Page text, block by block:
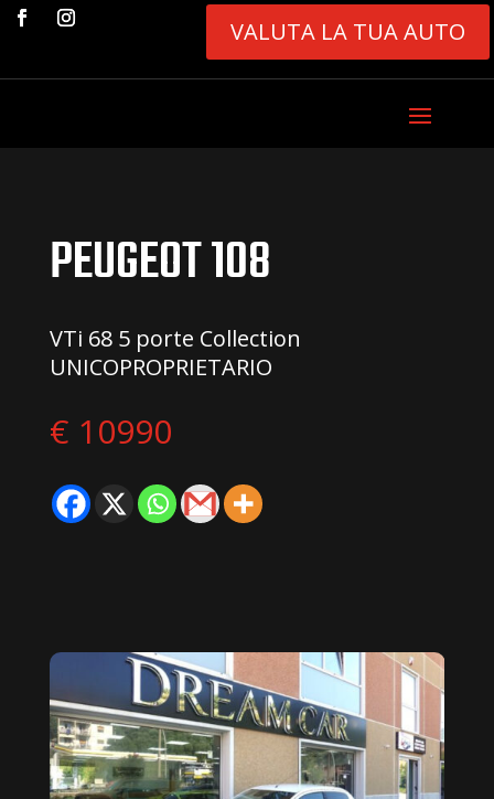
VALUTA LA TUA AUTO
PEUGEOT 108
VTi 68 5 porte Collection
UNICOPROPRIETARIO
€ 10990